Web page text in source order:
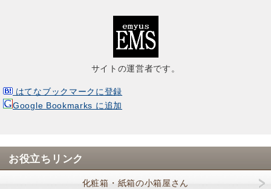
サイトの運営者です。
はてなブックマークに登録
Google Bookmarks に追加
お役立ちリンク
化粧箱・紙箱の小箱屋さん